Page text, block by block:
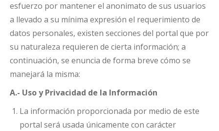
esfuerzo por mantener el anonimato de sus usuarios
a llevado a su mínima expresión el requerimiento de
datos personales, existen secciones del portal que por
su naturaleza requieren de cierta información; a
continuación, se enuncia de forma breve cómo se
manejará la misma:
A.- Uso y Privacidad de la Información
La información proporcionada por medio de este
portal será usada únicamente con carácter